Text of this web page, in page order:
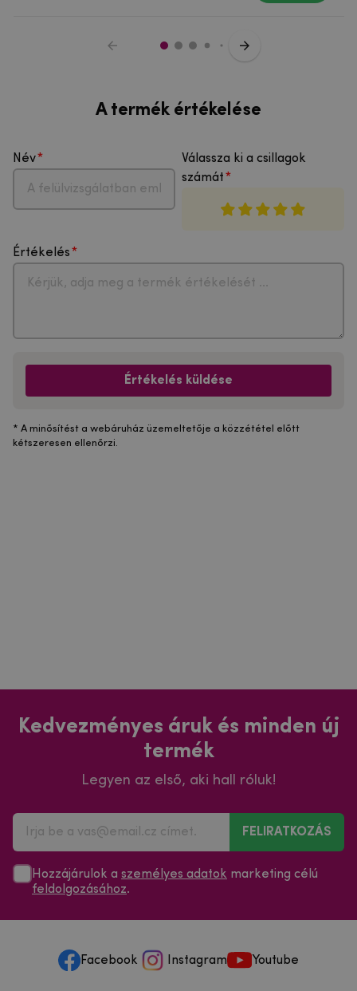
A termék értékelése
Név
Válassza ki a csillagok
számát
Értékelés
Értékelés küldése
* A minősítést a webáruház üzemeltetője a közzététel előtt
kétszeresen ellenőrzi.
Kedvezményes áruk és minden új
termék
Legyen az első, aki hall róluk!
FELIRATKOZÁS
Hozzájárulok a személyes adatok marketing célú
feldolgozásához.
Facebook Instagram Youtube